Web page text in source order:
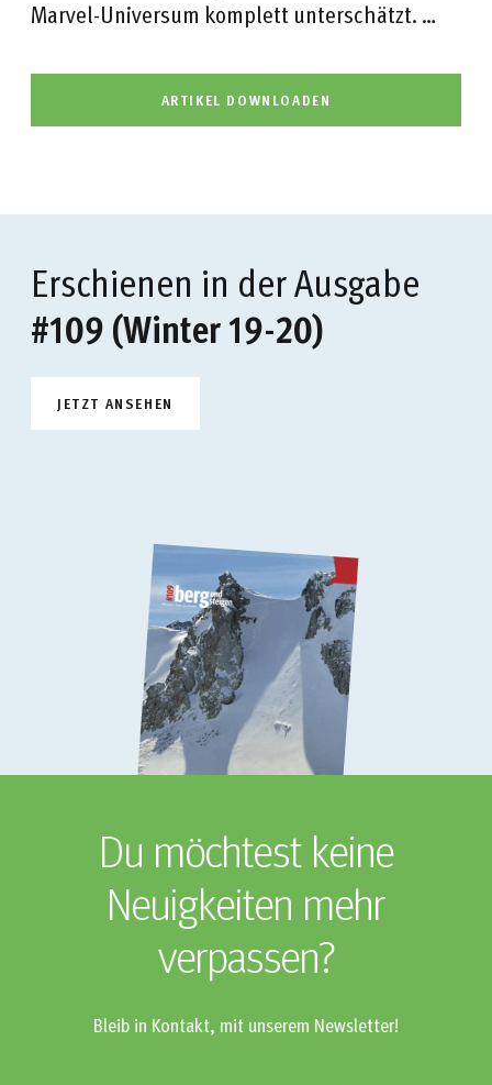
Marvel-Universum komplett unterschätzt. …
ARTIKEL DOWNLOADEN
Erschienen in der Ausgabe
#109 (Winter 19-20)
JETZT ANSEHEN
Du möchtest keine
Neuigkeiten mehr
verpassen?
Bleib in Kontakt, mit unserem Newsletter!